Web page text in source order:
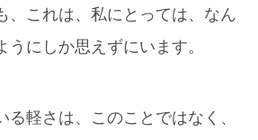
、これは、私にとっては、なん
うにしか思えずにいます。
る軽さは、このことではなく、